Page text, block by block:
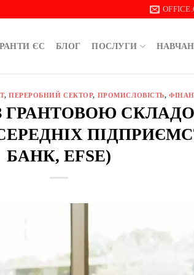
ЄС БЛОГ ПОСЛУГИ
, ПЕРЕРОБНИЙ СЕКТОР, ПРОМИСЛОВІСТЬ,
ГРАНТОВОЮ
БАНК, EFSE)